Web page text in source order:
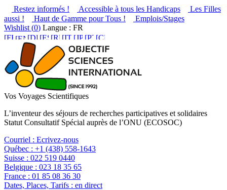
Restez informés ! Accessible à tous les Handicaps
Les Filles
aussi !
Haut de Gamme pour Tous !
Emplois/Stages
Wishlist (0) Langue : FR
Vos Voyages Scientifiques
L’inventeur des séjours de recherches participatives et solidaires
Statut Consultatif Spécial auprès de l’ONU (ECOSOC)
Courriel : Ecrivez-nous
Québec : +1 (438) 558-1643
Suisse : 022 519 0440
Belgique : 023 18 35 65
France : 01 85 08 36 30
Dates, Places, Tarifs : en direct